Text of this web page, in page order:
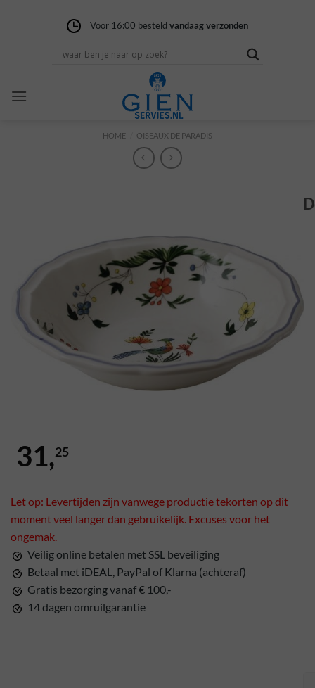
Gratis verzendingvanaf 100,-
Voor 16:00 besteld vandaag verzonden
14 dagen niet goedgeld terug
HOME OISEAUX DE PARADIS
31,25
Let op: Levertijden zijn vanwege productie tekorten op dit
moment veel langer dan gebruikelijk. Excuses voor het
ongemak.
Veilig online betalen met SSL beveiliging
Betaal met iDEAL, PayPal of Klarna (achteraf)
Gratis bezorging vanaf € 100,-
14 dagen omruilgarantie